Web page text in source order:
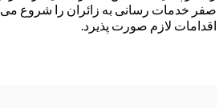
صفر خدمات رسانی به زائران را شروع می
اقدامات لازم صورت پذیرد.